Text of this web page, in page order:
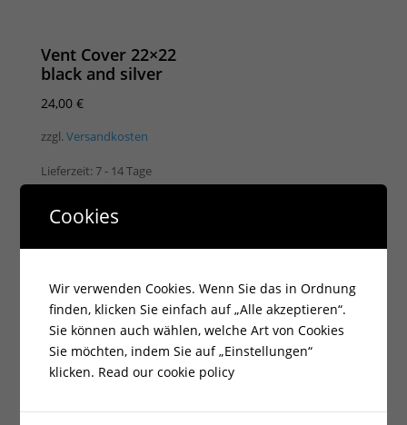
Vent Cover 22×22
black and silver
24,00 €
zzgl. Versandkosten
Lieferzeit: 7 - 14 Tage
Cookies
Wir verwenden Cookies. Wenn Sie das in Ordnung
finden, klicken Sie einfach auf „Alle akzeptieren“.
Sie können auch wählen, welche Art von Cookies
Sie möchten, indem Sie auf „Einstellungen“
klicken. Read our cookie policy